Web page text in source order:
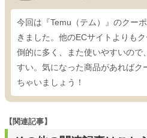
今回は『Temu（テム）』のクー
きました。他のECサイトよりも
倒的に多く、また使いやすいので
すい。気になった商品があればク
ちゃいましょう！
【関連記事】